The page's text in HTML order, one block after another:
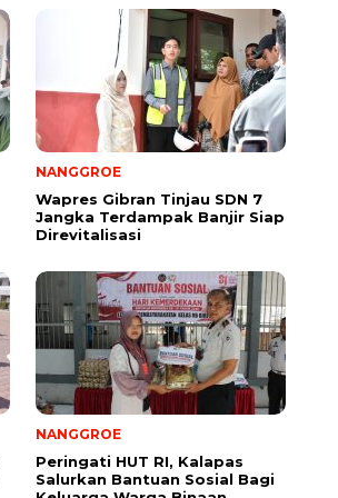
NANGGROE
Wapres Gibran Tinjau SDN 7
Jangka Terdampak Banjir Siap
Direvitalisasi
NANGGROE
Peringati HUT RI, Kalapas
Salurkan Bantuan Sosial Bagi